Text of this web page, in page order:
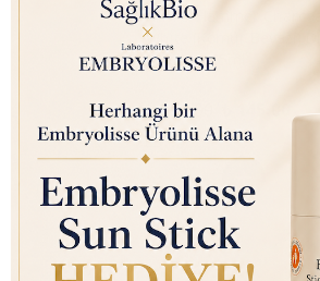
Arm & Hammer Charcoal
White (Kömür Beyazı) Diş
Macunu 75ml
₺ 350.00